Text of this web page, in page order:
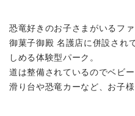
恐竜好きのお子さまがいるフ
御菓子御殿 名護店に併設され
しめる体験型パーク。
道は整備されているのでベビ
滑り台や恐竜カーなど、お子